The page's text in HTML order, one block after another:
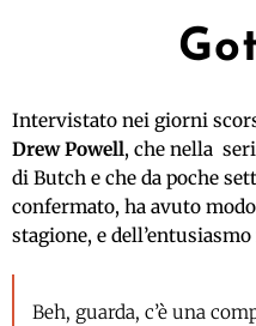
Intervistato nei giorni
Drew Powell, che nella
di Butch e che da poche
confermato, ha avuto
stagione, e
Beh, guarda, c’è una